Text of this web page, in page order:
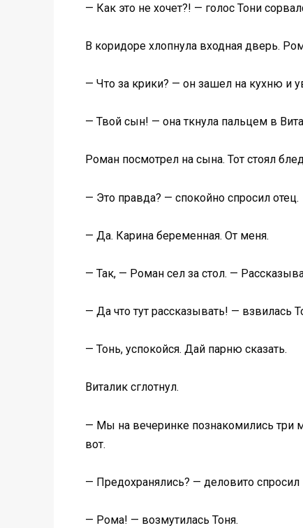
— Как это не хочет?! — голос Тони
В коридоре хлопнула входная дверь.
— Что за крики? — он зашел на кухню и
— Твой сын! — она ткнула пальцем в
Роман посмотрел на сына. Тот стоял
— Это правда? — спокойно спросил отец.
— Да. Карина беременная. От меня.
— Так, — Роман сел за стол. —
— Да что тут рассказывать! — взвилась
— Тонь, успокойся. Дай парню сказать.
Виталик сглотнул.
— Мы на вечеринке познакомились три
вот.
— Предохранялись? — деловито
— Рома! — возмутилась Тоня.